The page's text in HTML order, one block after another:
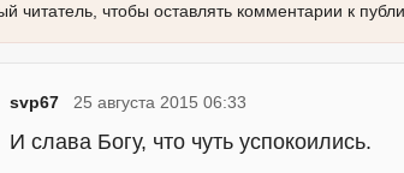
читатель, чтобы оставлять комментарии к
svp67 25 августа 2015 06:33
И слава Богу, что чуть успокоились.